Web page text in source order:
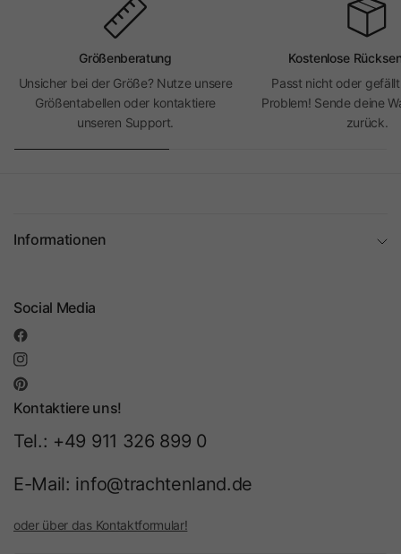
Größenberatung
Unsicher bei der Größe? Nutze unsere
Größentabellen oder kontaktiere
unseren Support.
Kostenlose
Passt nicht oder
Problem! Sende deine
zurück.
Informationen
Social Media
Kontaktiere uns!
Tel.: +49 911 326 899 0
E-Mail: info@trachtenland.de
oder über das Kontaktformular!